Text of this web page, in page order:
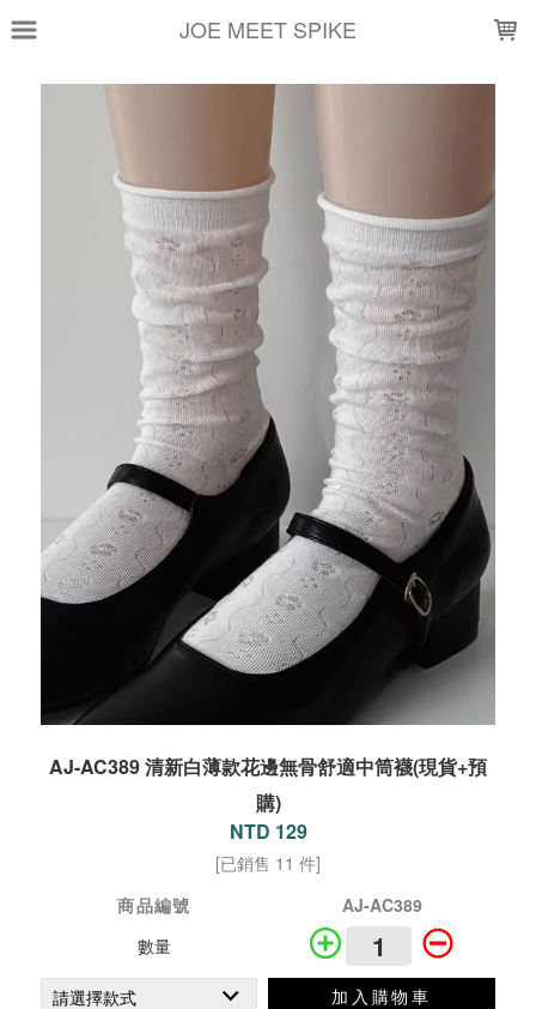
JOE MEET SPIKE
AJ-AC389 清新白薄款花邊無骨舒適中筒襪(現貨+預
購)
NTD 129
[已銷售 11 件]
商品編號
AJ-AC389
數量
加入購物車